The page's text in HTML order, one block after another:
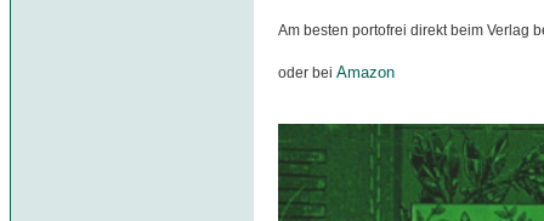
Am besten portofrei direkt beim Verlag
oder bei Amazon